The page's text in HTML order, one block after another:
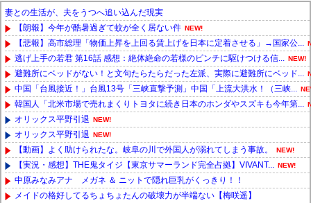
妻との生活が、夫をうつへ追い込んだ現実
【朗報】今年が酷暑過ぎて蚊が全く居ない件 NEW!
【悲報】高市総理「物価上昇を上回る賃上げを日本に定着させる」→国家公...
逃げ上手の若君 第16話 感想：絶体絶命の若様のピンチに駆けつける信... NEW!
避難所にベッドがない！と文句たらたらだった左派、実際に避難所にベッド...
中国「台風接近！」台風13号「三峡直撃予測」中国「上流大洪水！（三峡...
韓国人「北米市場で売れまくりトヨタに続き日本のホンダやスズキも今年第...
オリックス平野引退 NEW!
オリックス平野引退 NEW!
【動画】よく助けられたな。岐阜の川で外国人が溺れてしまう事故。 NEW!
【実況・感想】THE鬼タイジ【東京サマーランド完全占拠】VIVANT... NEW!
中原みなみアナ メガネ ＆ ニットで隠れ巨乳がくっきり！！
メイドの格好してるちょちょたんの破壊力が半端ない【梅咲遥】